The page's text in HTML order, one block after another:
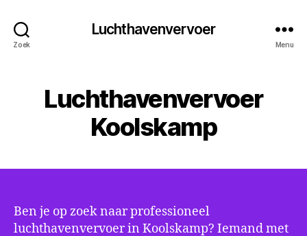
Zoek
Luchthavenvervoer
Menu
Luchthavenvervoer
Koolskamp
Ben je op zoek naar professioneel
luchthavenvervoer in Koolskamp? Iemand met